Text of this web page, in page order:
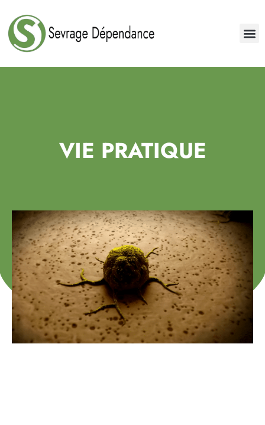
VIE PRATIQUE